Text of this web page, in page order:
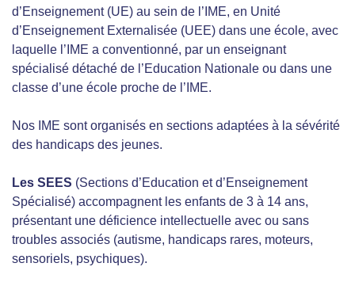
d’Enseignement (UE) au sein de l’IME, en Unité
d’Enseignement Externalisée (UEE) dans une école, avec
laquelle l’IME a conventionné, par un enseignant
spécialisé détaché de l’Education Nationale ou dans une
classe d’une école proche de l’IME.
Nos IME sont organisés en sections adaptées à la sévérité
des handicaps des jeunes.
Les SEES (Sections d’Education et d’Enseignement
Spécialisé) accompagnent les enfants de 3 à 14 ans,
présentant une déficience intellectuelle avec ou sans
troubles associés (autisme, handicaps rares, moteurs,
sensoriels, psychiques).